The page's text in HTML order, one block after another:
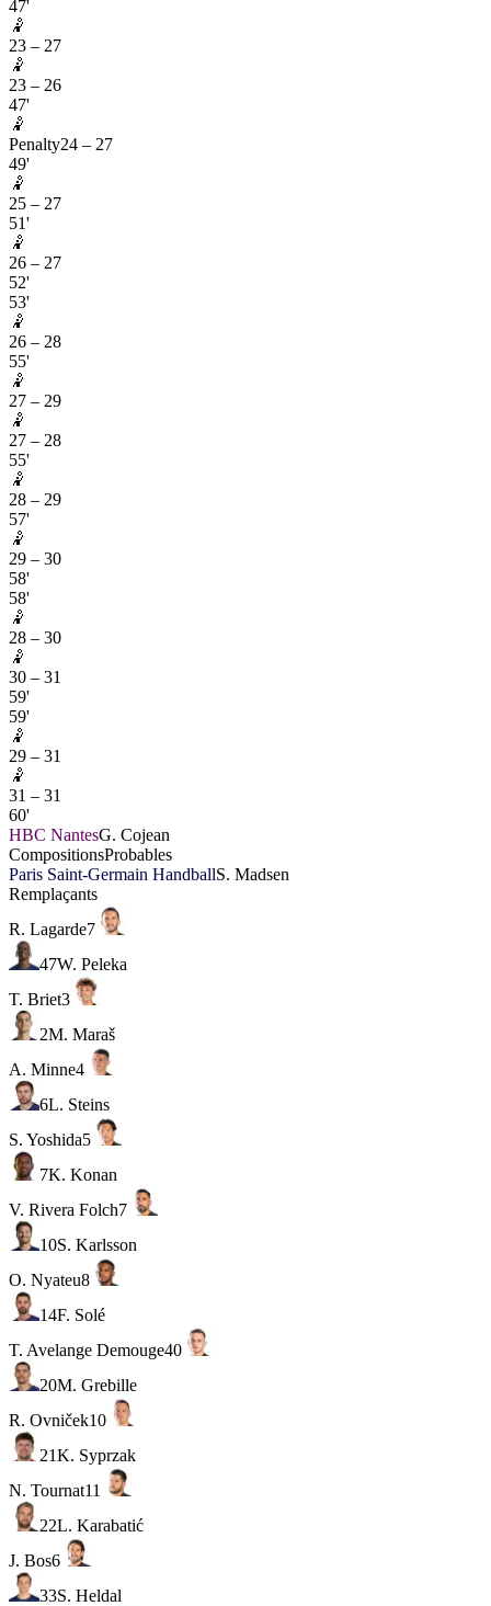
47'
🤾
23 – 27
🤾
23 – 26
47'
🤾
Penalty24 – 27
49'
🤾
25 – 27
51'
🤾
26 – 27
52'
53'
🤾
26 – 28
55'
🤾
27 – 29
🤾
27 – 28
55'
🤾
28 – 29
57'
🤾
29 – 30
58'
58'
🤾
28 – 30
🤾
30 – 31
59'
59'
🤾
29 – 31
🤾
31 – 31
60'
HBC NantesG. Cojean
CompositionsProbables
Paris Saint-Germain HandballS. Madsen
Remplaçants
R. Lagarde7
47W. Peleka
T. Briet3
2M. Maraš
A. Minne4
6L. Steins
S. Yoshida5
7K. Konan
V. Rivera Folch7
10S. Karlsson
O. Nyateu8
14F. Solé
T. Avelange Demouge40
20M. Grebille
R. Ovniček10
21K. Syprzak
N. Tournat11
22L. Karabatić
J. Bos6
33S. Heldal